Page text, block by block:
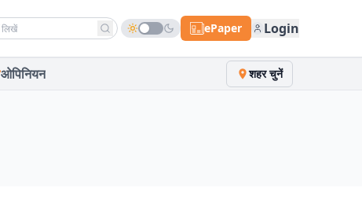
news ePaper Login
ओपिनियन शहर चुनें